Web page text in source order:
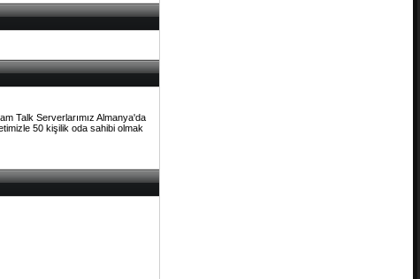
Talk Serverlarımız Almanya'da
50 kişilik oda sahibi olmak